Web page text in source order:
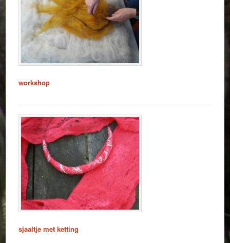
workshop
sjaaltje met ketting